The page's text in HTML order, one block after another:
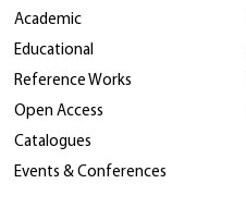
Academic
Educational
Reference Works
Open Access
Catalogues
Events & Conferences